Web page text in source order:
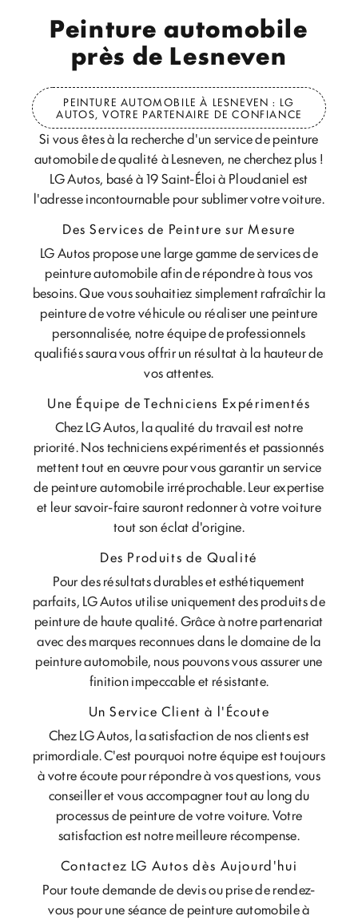
Peinture automobile
près de Lesneven
PEINTURE AUTOMOBILE À LESNEVEN : LG
AUTOS, VOTRE PARTENAIRE DE CONFIANCE
Si vous êtes à la recherche d'un service de peinture
automobile de qualité à Lesneven, ne cherchez plus !
LG Autos, basé à 19 Saint-Éloi à Ploudaniel est
l'adresse incontournable pour sublimer votre voiture.
Des Services de Peinture sur Mesure
LG Autos propose une large gamme de services de
peinture automobile afin de répondre à tous vos
besoins. Que vous souhaitiez simplement rafraîchir la
peinture de votre véhicule ou réaliser une peinture
personnalisée, notre équipe de professionnels
qualifiés saura vous offrir un résultat à la hauteur de
vos attentes.
Une Équipe de Techniciens Expérimentés
Chez LG Autos, la qualité du travail est notre
priorité. Nos techniciens expérimentés et passionnés
mettent tout en œuvre pour vous garantir un service
de peinture automobile irréprochable. Leur expertise
et leur savoir-faire sauront redonner à votre voiture
tout son éclat d'origine.
Des Produits de Qualité
Pour des résultats durables et esthétiquement
parfaits, LG Autos utilise uniquement des produits de
peinture de haute qualité. Grâce à notre partenariat
avec des marques reconnues dans le domaine de la
peinture automobile, nous pouvons vous assurer une
finition impeccable et résistante.
Un Service Client à l'Écoute
Chez LG Autos, la satisfaction de nos clients est
primordiale. C'est pourquoi notre équipe est toujours
à votre écoute pour répondre à vos questions, vous
conseiller et vous accompagner tout au long du
processus de peinture de votre voiture. Votre
satisfaction est notre meilleure récompense.
Contactez LG Autos dès Aujourd'hui
Pour toute demande de devis ou prise de rendez-
vous pour une séance de peinture automobile à